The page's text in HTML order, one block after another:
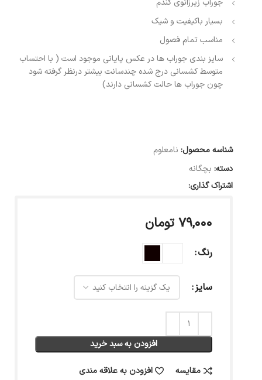
جوراب زیرزانوی گندم
بسیار باکیفیت و شیک
مناسب تمام فصول
سایز بندی جوراب ها در عکس پایانی موجود است ( با احتساب
متوسط کشسانی درج شده چندسانت بیشتر درنظر گرفته شود
چون جوراب ها حالت کشسانی دارند)
شناسه محصول: نامعلوم
دسته: بچگانه
اشتراک گذاری:
۷۹,۰۰۰ تومان
رنگ
سایز
افزودن به سبد خرید
مقایسه افزودن به علاقه مندی